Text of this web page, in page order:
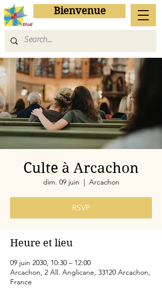
Bienvenue
Culte à Arcachon
dim. 09 juin
  |
Arcachon
RSVP
Heure et lieu
09 juin 2030, 10:30 – 12:00
Arcachon, 2 All. Anglicane, 33120 Arcachon,
France